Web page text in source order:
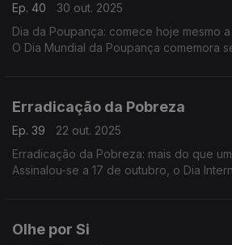
Ep. 40
30 out. 2025
Dia da Poupança: comece hoje mesmo
O Dia Mundial da Poupança comemora se no dia 31
Erradicação da Pobreza
Ep. 39
22 out. 2025
Erradicação da Pobreza: mais do que
Assinalou-se a 17 de outubro, o Dia
Olhe por Si